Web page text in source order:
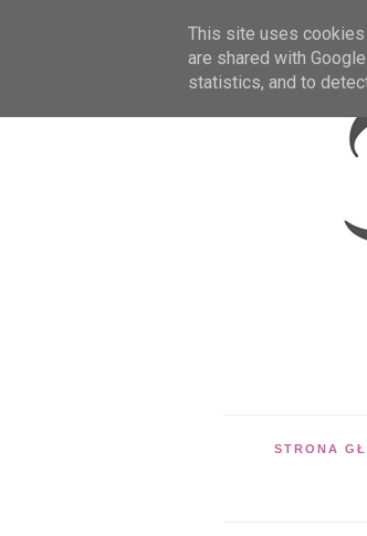
STRONA
This site uses cookies
are shared with
statistics, and to